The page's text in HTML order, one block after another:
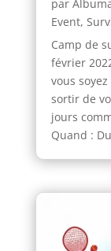
par
Event,
Camp de
février
vous
sortir de
jours
Quand :